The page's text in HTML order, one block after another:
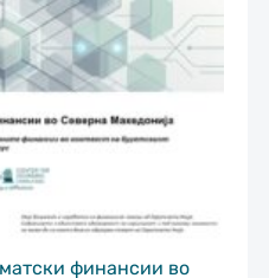
финансии во